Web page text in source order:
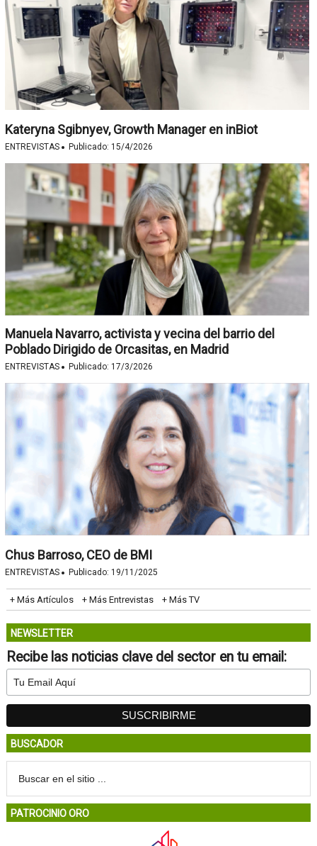
Kateryna Sgibnyev, Growth Manager en inBiot
ENTREVISTAS · Publicado: 15/4/2026
Manuela Navarro, activista y vecina del barrio del
Poblado Dirigido de Orcasitas, en Madrid
ENTREVISTAS · Publicado: 17/3/2026
Chus Barroso, CEO de BMI
ENTREVISTAS · Publicado: 19/11/2025
+ Más Artículos + Más Entrevistas + Más TV
NEWSLETTER
Recibe las noticias clave del sector en tu email:
BUSCADOR
PATROCINIO ORO